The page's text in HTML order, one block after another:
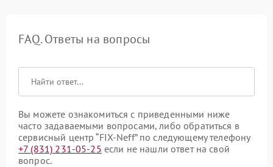
FAQ. Ответы на вопросы
Вы можете ознакомиться с приведенными ниже
часто задаваемыми вопросами, либо обратиться в
сервисный центр “FIX-Neff” по следующему телефону
+7 (831) 231-05-25 если не нашли ответ на свой
вопрос.